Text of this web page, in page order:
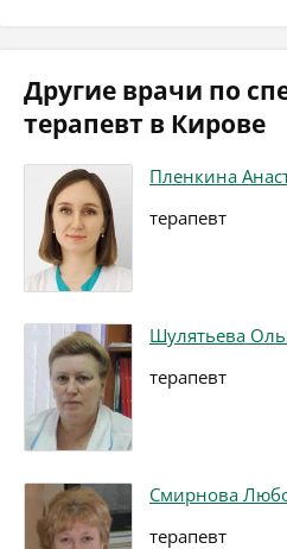
Другие врачи по
терапевт в Кирове
Пленкина
терапевт
Шулятьева
терапевт
Смирнова
терапевт